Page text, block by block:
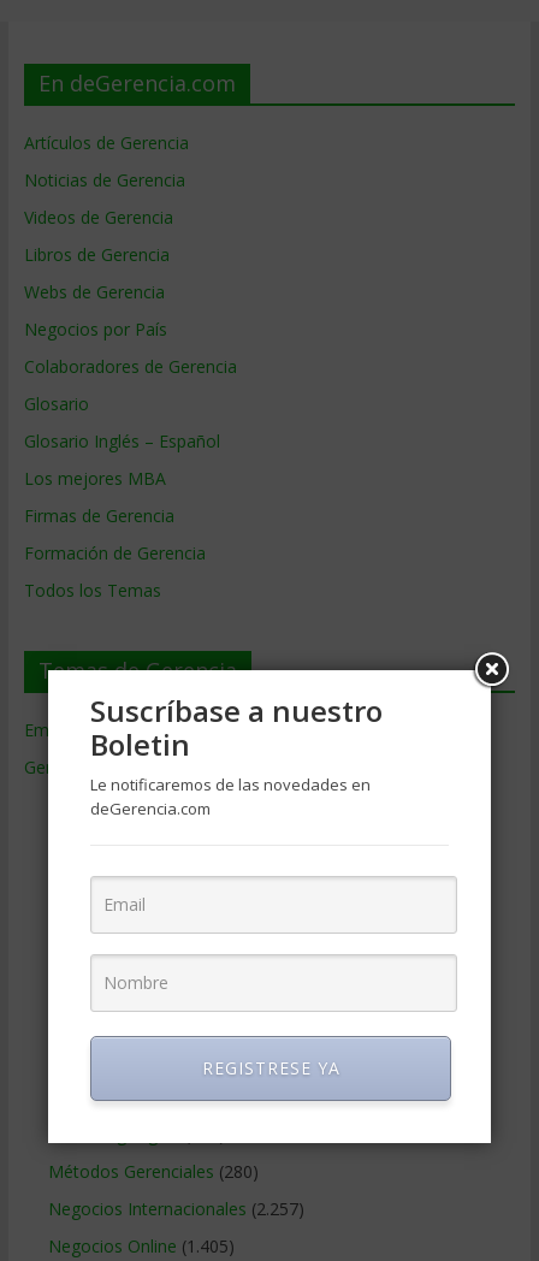
En deGerencia.com
Artículos de Gerencia
Noticias de Gerencia
Videos de Gerencia
Libros de Gerencia
Webs de Gerencia
Negocios por País
Colaboradores de Gerencia
Glosario
Glosario Inglés – Español
Los mejores MBA
Firmas de Gerencia
Formación de Gerencia
Todos los Temas
Temas de Gerencia
Empresas de Gerencia
Gerencia
Ciencias Económicas
Educacion Gerencial(454)
Estrategia Empresarial
Gerencia social y ambiental
Marketing(988)
Métodos Gerenciales (280)
Negocios Internacionales (2.257)
Negocios Online (1.405)
Suscríbase a nuestro
Boletin
Le notificaremos de las novedades en
deGerencia.com
REGISTRESE YA